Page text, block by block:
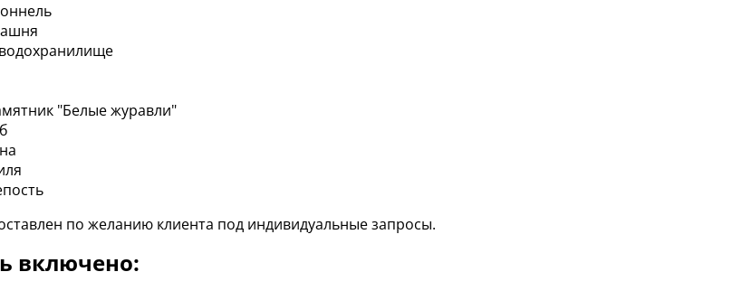
"Белые журавли"
по желанию клиента под индивидуальные запросы.
включено: